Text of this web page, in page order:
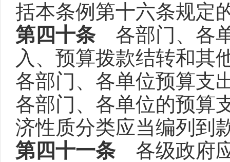
括本条例第十六条规定
第四十条各部门、各单
入、预算拨款结转和其
各部门、各单位预算支
各部门、各单位的预算
济性质分类应当编列到
第四十一条各级政府应